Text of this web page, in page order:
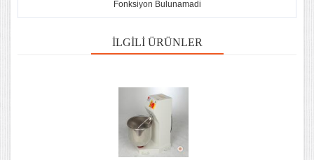
Fonksiyon Bulunamadi
İLGILI ÜRÜNLER